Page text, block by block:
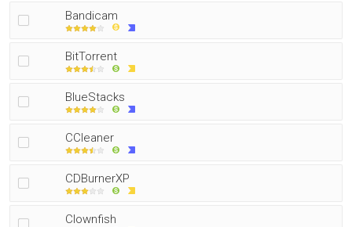
Bandicam
BitTorrent
BlueStacks
CCleaner
CDBurnerXP
Clownfish